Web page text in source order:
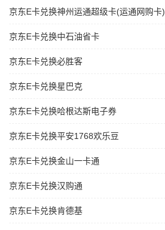
京东E卡兑换神州运通超级卡(运通网购卡)
京东E卡兑换中石油省卡
京东E卡兑换必胜客
京东E卡兑换星巴克
京东E卡兑换哈根达斯电子券
京东E卡兑换平安1768欢乐豆
京东E卡兑换金山一卡通
京东E卡兑换汉购通
京东E卡兑换肯德基